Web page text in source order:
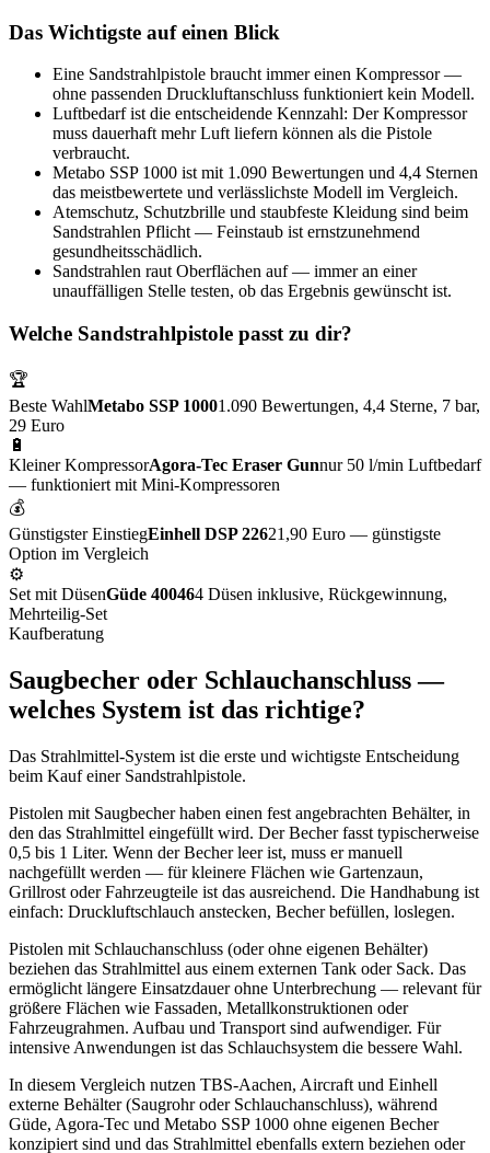
Das Wichtigste auf einen Blick
Eine Sandstrahlpistole braucht immer einen Kompressor —
ohne passenden Druckluftanschluss funktioniert kein Modell.
Luftbedarf ist die entscheidende Kennzahl: Der Kompressor
muss dauerhaft mehr Luft liefern können als die Pistole
verbraucht.
Metabo SSP 1000 ist mit 1.090 Bewertungen und 4,4 Sternen
das meistbewertete und verlässlichste Modell im Vergleich.
Atemschutz, Schutzbrille und staubfeste Kleidung sind beim
Sandstrahlen Pflicht — Feinstaub ist ernstzunehmend
gesundheitsschädlich.
Sandstrahlen raut Oberflächen auf — immer an einer
unauffälligen Stelle testen, ob das Ergebnis gewünscht ist.
Welche Sandstrahlpistole passt zu dir?
🏆
Beste WahlMetabo SSP 10001.090 Bewertungen, 4,4 Sterne, 7 bar,
29 Euro
🔋
Kleiner KompressorAgora-Tec Eraser Gunnur 50 l/min Luftbedarf
— funktioniert mit Mini-Kompressoren
💰
Günstigster EinstiegEinhell DSP 22621,90 Euro — günstigste
Option im Vergleich
⚙️
Set mit DüsenGüde 400464 Düsen inklusive, Rückgewinnung,
Mehrteilig-Set
Kaufberatung
Saugbecher oder Schlauchanschluss —
welches System ist das richtige?
Das Strahlmittel-System ist die erste und wichtigste Entscheidung
beim Kauf einer Sandstrahlpistole.
Pistolen mit Saugbecher haben einen fest angebrachten Behälter, in
den das Strahlmittel eingefüllt wird. Der Becher fasst typischerweise
0,5 bis 1 Liter. Wenn der Becher leer ist, muss er manuell
nachgefüllt werden — für kleinere Flächen wie Gartenzaun,
Grillrost oder Fahrzeugteile ist das ausreichend. Die Handhabung ist
einfach: Druckluftschlauch anstecken, Becher befüllen, loslegen.
Pistolen mit Schlauchanschluss (oder ohne eigenen Behälter)
beziehen das Strahlmittel aus einem externen Tank oder Sack. Das
ermöglicht längere Einsatzdauer ohne Unterbrechung — relevant für
größere Flächen wie Fassaden, Metallkonstruktionen oder
Fahrzeugrahmen. Aufbau und Transport sind aufwendiger. Für
intensive Anwendungen ist das Schlauchsystem die bessere Wahl.
In diesem Vergleich nutzen TBS-Aachen, Aircraft und Einhell
externe Behälter (Saugrohr oder Schlauchanschluss), während
Güde, Agora-Tec und Metabo SSP 1000 ohne eigenen Becher
konzipiert sind und das Strahlmittel ebenfalls extern beziehen oder